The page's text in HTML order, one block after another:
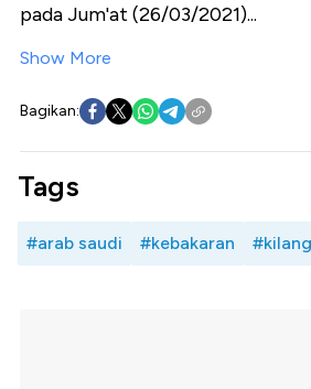
pada Jum'at (26/03/2021)...
Show More
Bagikan:
Tags
#arab saudi #kebakaran